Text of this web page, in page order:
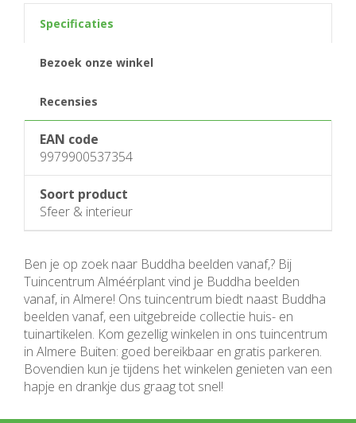
Specificaties
Bezoek onze winkel
Recensies
EAN code
9979900537354
Soort product
Sfeer & interieur
Ben je op zoek naar Buddha beelden vanaf,? Bij
Tuincentrum Alméérplant vind je Buddha beelden
vanaf, in Almere! Ons tuincentrum biedt naast Buddha
beelden vanaf, een uitgebreide collectie huis- en
tuinartikelen. Kom gezellig winkelen in ons tuincentrum
in Almere Buiten: goed bereikbaar en gratis parkeren.
Bovendien kun je tijdens het winkelen genieten van een
hapje en drankje dus graag tot snel!